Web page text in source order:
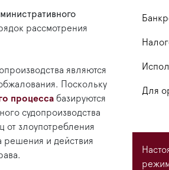
рассмотрения
являются
Поскольку
процесса базируются
судопроизводства
от злоупотребления
решения и действия
Для